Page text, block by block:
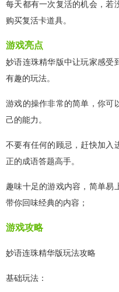
每天都有一次复活的机会，若
购买复活卡道具。
游戏亮点
妙语连珠精华版中让玩家感受
有趣的玩法。
游戏的操作非常的简单，你可
己的能力。
不要有任何的顾忌，赶快加入
正的成语答题高手。
趣味十足的游戏内容，简单易
带你回味经典的内容；
游戏攻略
妙语连珠精华版玩法攻略
基础玩法：